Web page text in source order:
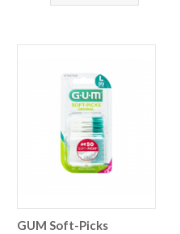
GUM Soft-Picks